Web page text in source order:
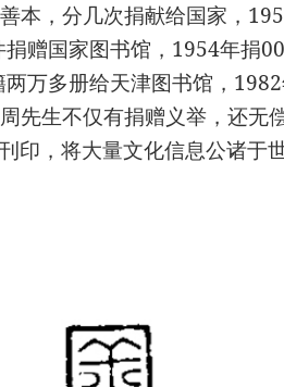
本，分几次捐献给国家，
赠国家图书馆，1954年捐
万多册给天津图书馆，
先生不仅有捐赠义举，还无
印，将大量文化信息公诸于世